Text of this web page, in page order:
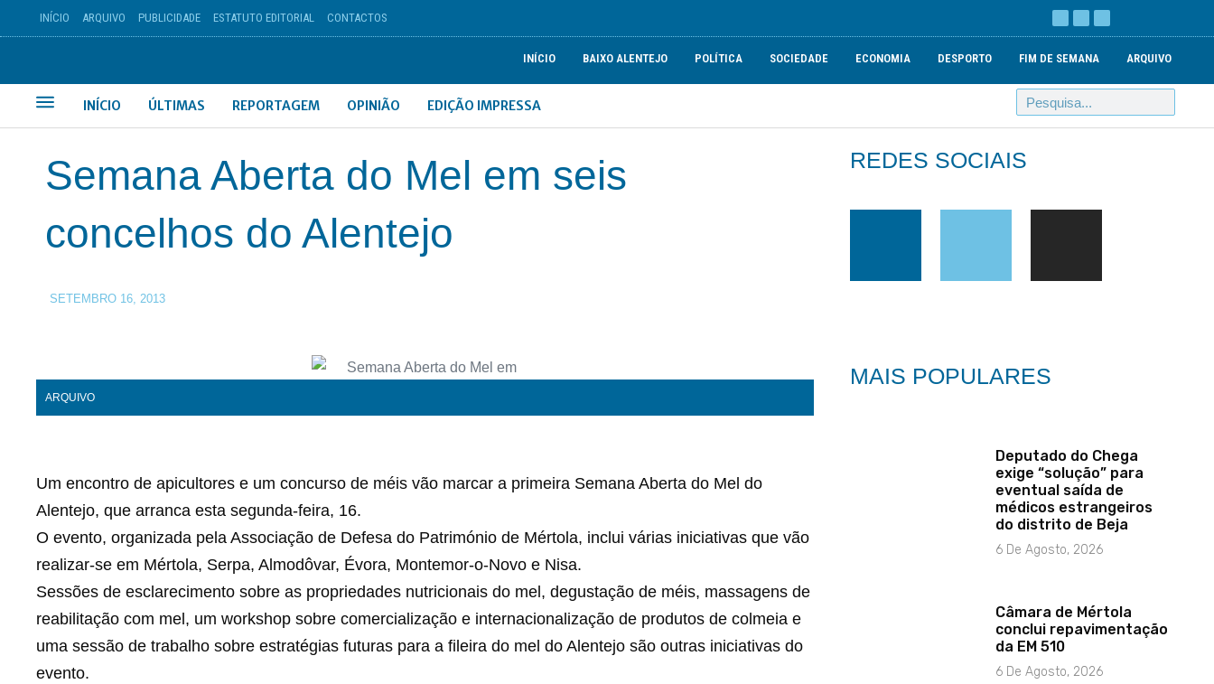
INÍCIO ARQUIVO PUBLICIDADE ESTATUTO EDITORIAL CONTACTOS
INÍCIO BAIXO ALENTEJO POLÍTICA SOCIEDADE ECONOMIA DESPORTO FIM DE SEMANA ARQUIVO
INÍCIO ÚLTIMAS REPORTAGEM OPINIÃO EDIÇÃO IMPRESSA
Semana Aberta do Mel em seis
concelhos do Alentejo
SETEMBRO 16, 2013
ARQUIVO
Um encontro de apicultores e um concurso de méis vão marcar a primeira Semana Aberta do Mel do
Alentejo, que arranca esta segunda-feira, 16.
O evento, organizada pela Associação de Defesa do Património de Mértola, inclui várias iniciativas que vão
realizar-se em Mértola, Serpa, Almodôvar, Évora, Montemor-o-Novo e Nisa.
Sessões de esclarecimento sobre as propriedades nutricionais do mel, degustação de méis, massagens de
reabilitação com mel, um workshop sobre comercialização e internacionalização de produtos de colmeia e
uma sessão de trabalho sobre estratégias futuras para a fileira do mel do Alentejo são outras iniciativas do
evento.
REDES SOCIAIS
MAIS POPULARES
Deputado do Chega
exige “solução” para
eventual saída de
médicos estrangeiros
do distrito de Beja
6 De Agosto, 2026
Câmara de Mértola
conclui repavimentação
da EM 510
6 De Agosto, 2026